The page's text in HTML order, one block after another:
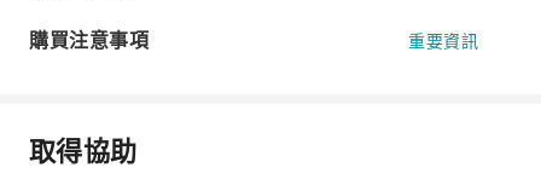
購買注意事項 重要資訊
取得協助